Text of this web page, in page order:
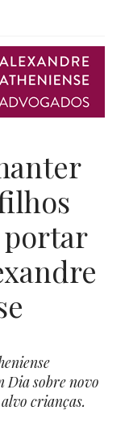
portar
Dia sobre novo
crianças.